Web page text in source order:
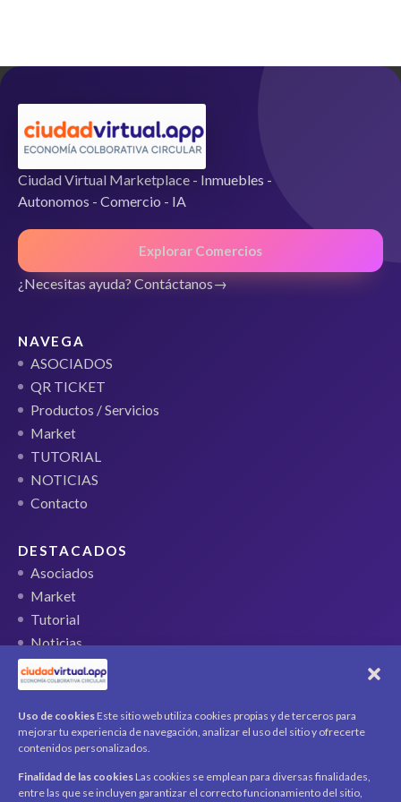
Uso de cookies Este sitio web utiliza cookies propias y de terceros para
mejorar tu experiencia de navegación, analizar el uso del sitio y ofrecerte
contenidos personalizados.
Finalidad de las cookies Las cookies se emplean para diversas finalidades,
entre las que se incluyen garantizar el correcto funcionamiento del sitio,
5
Ciudad Virtual Marketplace - Inmuebles -
Autonomos - Comercio - IA
Explorar Comercios
¿Necesitas ayuda? Contáctanos
NAVEGA
ASOCIADOS
QR TICKET
Productos / Servicios
Market
TUTORIAL
NOTICIAS
Contacto
DESTACADOS
Asociados
Market
Tutorial
Noticias
QR Ticket
CUENTA
Mi cuenta
Productos / Servicios